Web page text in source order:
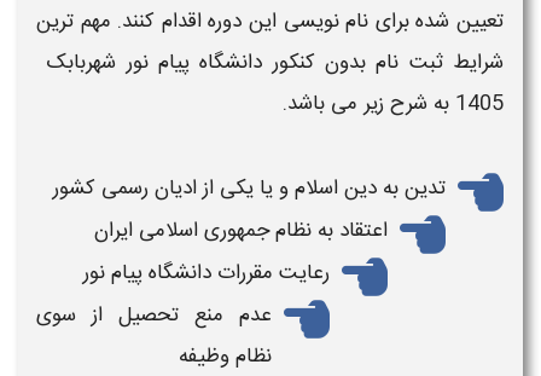
تعیین شده برای نام نویسی این دوره اقدام کنند. مهم ترین
1405 به شرح زیر می باشد.
تدین به دین اسلام و یا یکی از ادیان رسمی کشور
اعتقاد به نظام جمهوری اسلامی ایران
رعایت مقررات دانشگاه پیام نور
عدم منع تحصیل از سوی
نظام وظیفه